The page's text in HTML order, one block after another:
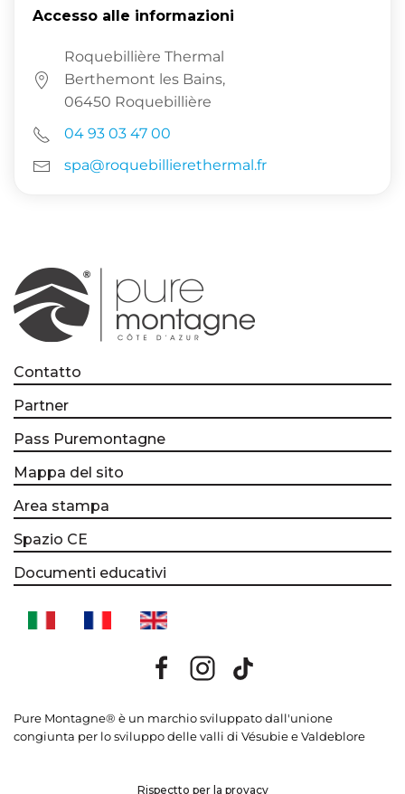
Accesso alle informazioni
Roquebillière Thermal
Berthemont les Bains,
06450 Roquebillière
04 93 03 47 00
spa@roquebillierethermal.fr
Contatto
Partner
Pass Puremontagne
Mappa del sito
Area stampa
Spazio CE
Documenti educativi
Pure Montagne® è un marchio sviluppato dall'unione
congiunta per lo sviluppo delle valli di Vésubie e Valdeblore
Rispectto per la provacy